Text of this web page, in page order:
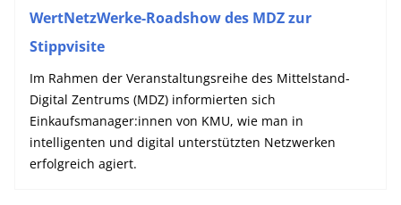
WertNetzWerke-Roadshow des MDZ zur
Stippvisite
Im Rahmen der Veranstaltungsreihe des Mittelstand-
Digital Zentrums (MDZ) informierten sich
Einkaufsmanager:innen von KMU, wie man in
intelligenten und digital unterstützten Netzwerken
erfolgreich agiert.